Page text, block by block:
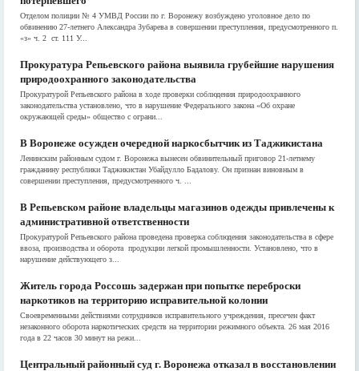
Отделом полиции № 4 УМВД России по г. Воронежу возбуждено уголовное дело по
обвинению 27-летнего Александра Зубарева в совершении преступления, предусмотренного п.
«з» ч. 2 ст. 111 У...
Прокуратура Репьевского района выявила грубейшие нарушения
природоохранного законодательства
Прокуратурой Репьевского района в ходе проверки соблюдения природоохранного
законодательства установлено, что в нарушение Федерального закона «Об охране
окружающей среды» общество с ограни...
В Воронеже осужден очередной наркосбытчик из Таджикистана
Ленинским районным судом г. Воронежа вынесен обвинительный приговор 21-летнему
гражданину республики Таджикистан Убайдулло Бадалову. Он признан виновным в
совершении преступления, предусмотренного ч. ...
В Репьевском районе владельцы магазинов одежды привлечены к
административной ответственности
Прокуратурой Репьевского района проведена проверка соблюдения законодательства в сфере
ввоза, производства и оборота продукции легкой промышленности. Установлено, что в
нарушение действующего з...
Житель города Россошь задержан при попытке переброски
наркотиков на территорию исправительной колонии
Своевременными действиями сотрудников исправительного учреждения, пресечен факт
незаконного оборота наркотических средств на территории режимного объекта. 26 мая 2016
года в 22 часов 30 минут на режи...
Центральный районный суд г. Воронежа отказал в восстановлении